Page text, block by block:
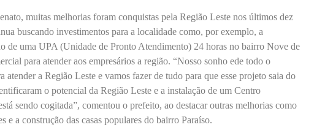
muitas melhorias foram conquistas pela Região Leste nos últimos dez
buscando investimentos para a localidade como, por exemplo, a
de uma UPA (Unidade de Pronto Atendimento) 24 horas no bairro Nove de
para atender aos empresários a região. “Nosso sonho ede todo o
atender a Região Leste e vamos fazer de tudo para que esse projeto saia do
o potencial da Região Leste e a instalação de um Centro
sendo cogitada”, comentou o prefeito, ao destacar outras melhorias como
e a construção das casas populares do bairro Paraíso.